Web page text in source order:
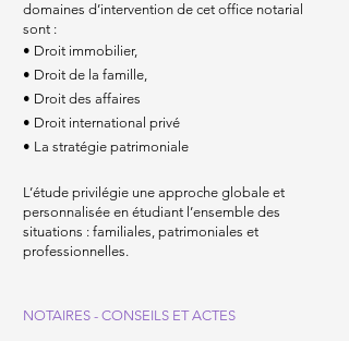
domaines d’intervention de cet office notarial
sont :
• Droit immobilier,
• Droit de la famille,
• Droit des affaires
• Droit international privé
• La stratégie patrimoniale
L’étude privilégie une approche globale et
personnalisée en étudiant l’ensemble des
situations : familiales, patrimoniales et
professionnelles.
NOTAIRES - CONSEILS ET ACTES